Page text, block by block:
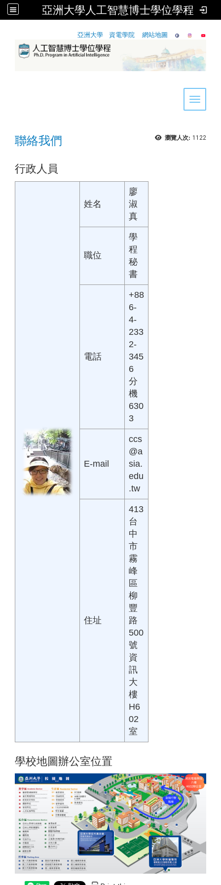
亞洲大學人工智慧博士學位學程
亞洲大學 資電學院 網站地圖
Toggle
瀏覽人次: 1122
聯絡我們
行政人員
姓名
廖
淑
真
職位
學
程
秘
書
電話
+88
6-
4-
233
2-
345
6
分
機
630
3
E-mail
ccs
@a
sia.
edu
.tw
住址
413
台
中
市
霧
峰
區
柳
豐
路
500
號
資
訊
大
樓
H6
02
室
學校地圖辦公室位置